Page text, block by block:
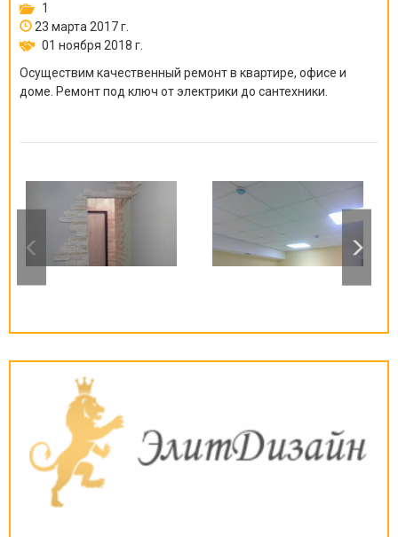
1
23 марта 2017 г.
01 ноября 2018 г.
Осуществим качественный ремонт в квартире, офисе и
доме. Ремонт под ключ от электрики до сантехники.